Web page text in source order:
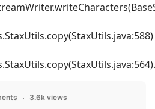
3.6k views